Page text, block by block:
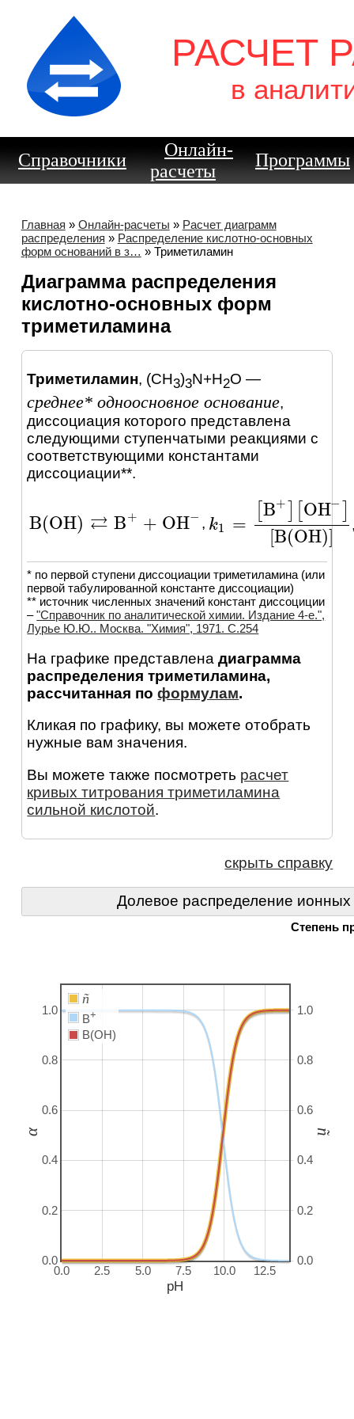
РАСЧЕТ
в
Справочники
Онлайн-
расчеты
Программы
Главная » Онлайн-расчеты » Расчет диаграмм
распределения » Распределение кислотно-основных
форм оснований в з… » Триметиламин
Диаграмма распределения
кислотно-основных форм
триметиламина
Триметиламин, (CH3)3N+H2O —
среднее* одноосновное основание,
диссоциация которого представлена
следующими ступенчатыми реакциями c
соответствующими константами
диссоциации**.
B(OH) ⇄ B+ + OH−
B(OH)⇄ B++ OH , k1 =
[B+ OH−
[B(OH)]
k1 =[B +][OH-][B(OH)]
* по первой ступени диссоциации триметиламина (или
первой табулированной константе диссоциации)
** источник численных значений констант диссоциции
–"Справочник по аналитической химии. Издание 4-е.",
Лурье Ю.Ю.. Москва. "Химия", 1971. C.254
На графике представленадиаграмма
распределения триметиламина,
рассчитанная поформулам.
Кликая по графику, вы можете отобрать
нужные вам значения.
Вы можете также посмотреть расчет
кривых титрования триметиламина
сильной кислотой.
скрыть справку
Долевое распределение
Степень
0.0 2.5 5.0 7.5 10.0 12.5
0.0
0.2
0.4
0.6
0.8
1.0
0.0
0.2
0.4
0.6
0.8
1.0
ñ
B+
B(OH)
pH
α ñ